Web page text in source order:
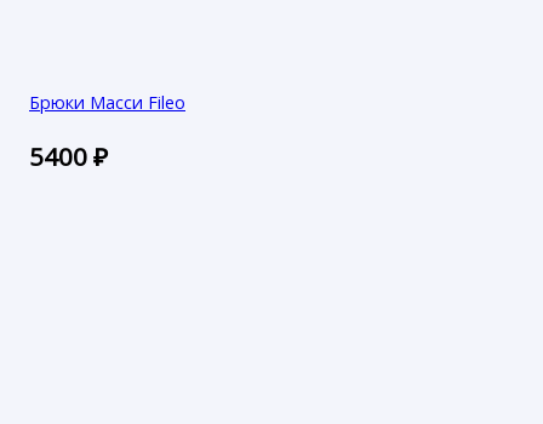
Брюки Масси Fileo
5400₽